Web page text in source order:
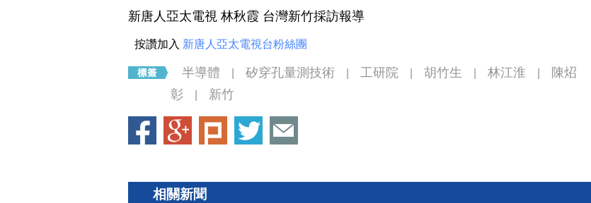
新唐人亞太電視 林秋霞 台灣新竹採訪報導
按讚加入 新唐人亞太電視台粉絲團
半導體 矽穿孔量測技術 工研院 胡竹生 林江淮
陳炤
彰
新竹
相關新聞